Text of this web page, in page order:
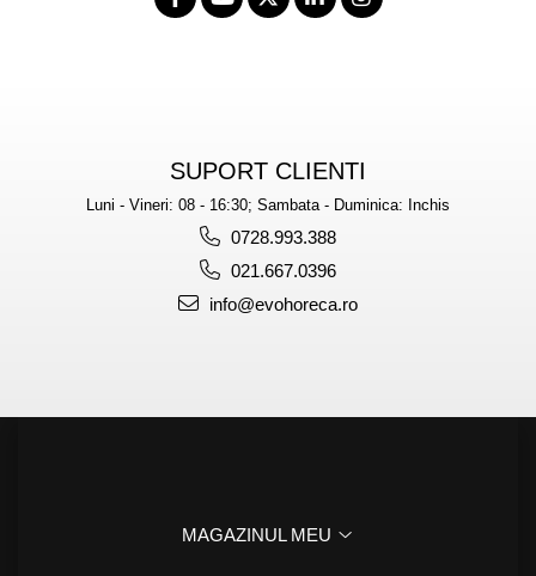
SUPORT CLIENTI
Luni - Vineri: 08 - 16:30; Sambata - Duminica: Inchis
0728.993.388
021.667.0396
info@evohoreca.ro
MAGAZINUL MEU